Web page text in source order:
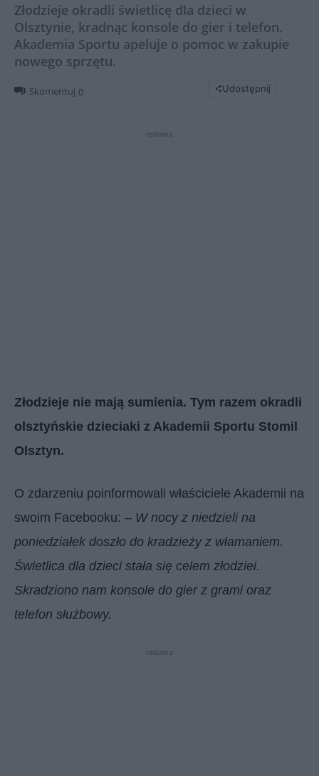
Złodzieje okradli świetlicę dla dzieci w
Olsztynie, kradnąc konsole do gier i telefon.
Akademia Sportu apeluje o pomoc w zakupie
nowego sprzętu.
Skomentuj 0 Udostępnij
reklama
Złodzieje nie mają sumienia. Tym razem okradli
olsztyńskie dzieciaki z Akademii Sportu Stomil
Olsztyn.
O zdarzeniu poinformowali właściciele Akademii na
swoim Facebooku: – W nocy z niedzieli na
poniedziałek doszło do kradzieży z włamaniem.
Świetlica dla dzieci stała się celem złodziei.
Skradziono nam konsole do gier z grami oraz
telefon służbowy.
reklama